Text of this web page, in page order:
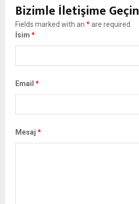
Bizimle İletişime Geçin
Fields marked with an *are required
İsim *
Email *
Mesaj *